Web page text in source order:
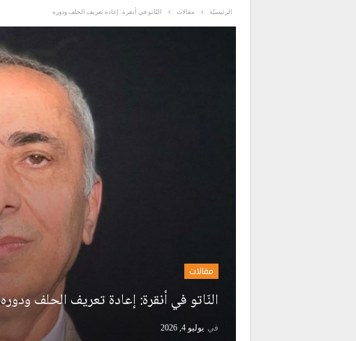
الرئيسيّة مقالات النّاتو في أنقرة: إعادة تعريف الحلف ودوره
مقالات
النّاتو في أنقرة: إعادة تعريف الحلف ودوره
في يوليو 4, 2026